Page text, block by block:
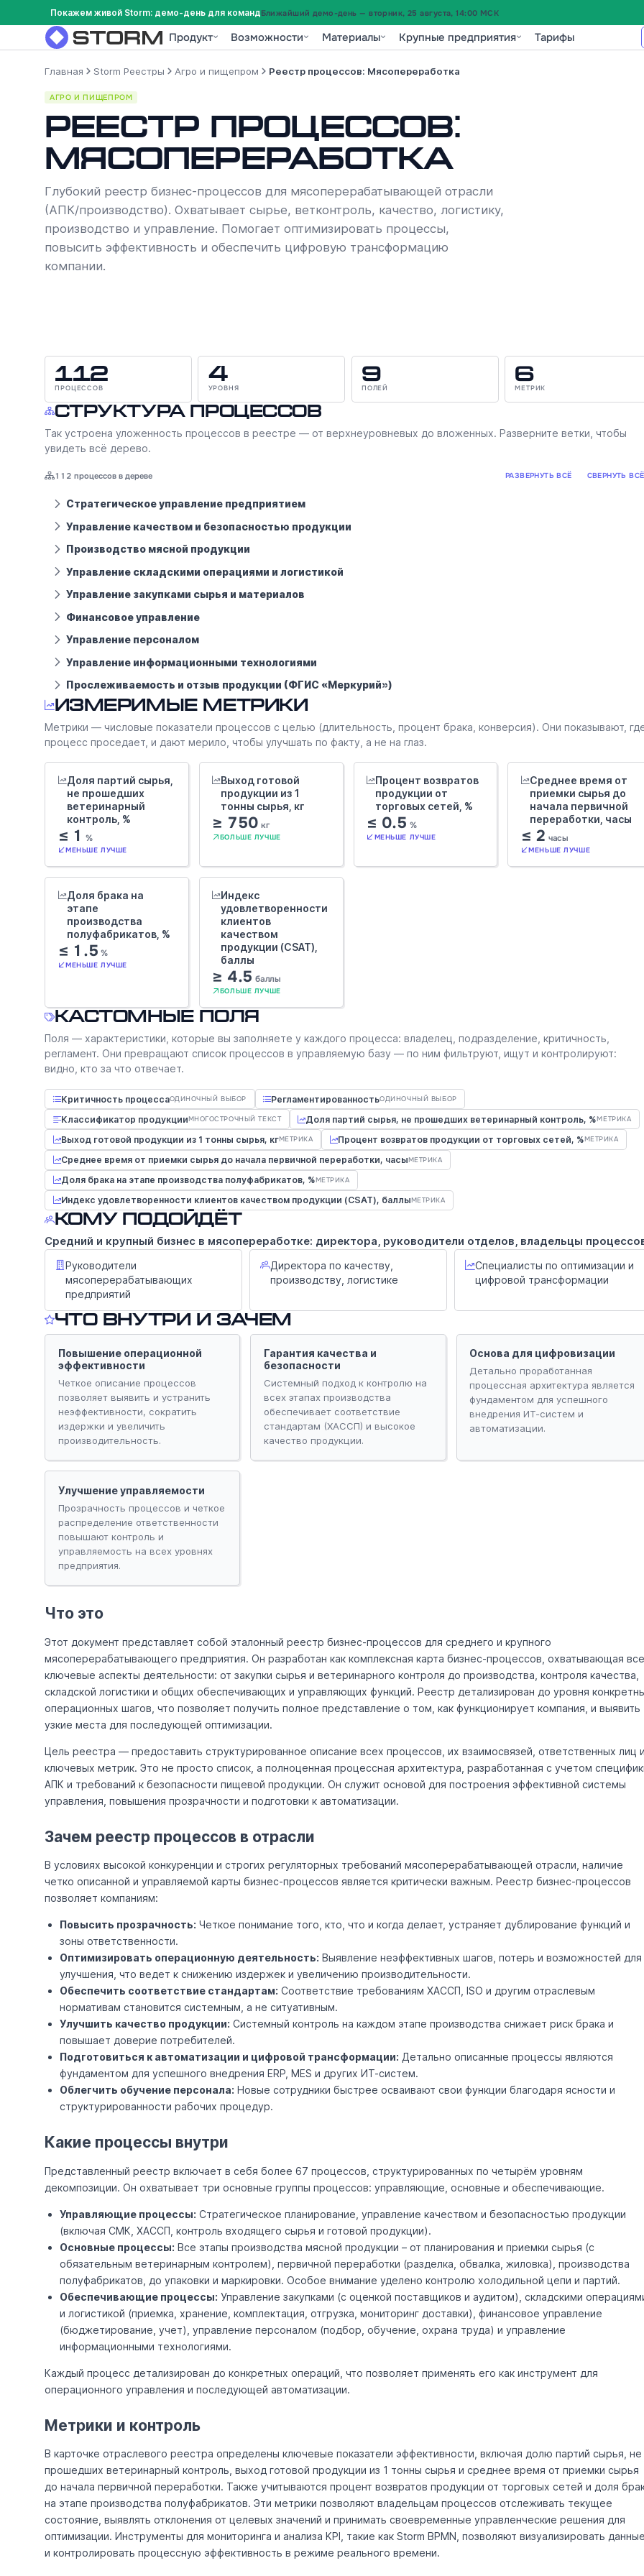
Покажем живой Storm: демо-день для командБлижайший демо-день — вторник, 25 августа, 14:00 МСК
Продукт Возможности Материалы Крупные предприятия Тарифы
Главная Storm Реестры Агро и пищепром Реестр процессов: Мясопереработка
АГРО И ПИЩЕПРОМ
Реестр процессов:
Мясопереработка
Глубокий реестр бизнес-процессов для мясоперерабатывающей отрасли
(АПК/производство). Охватывает сырье, ветконтроль, качество, логистику,
производство и управление. Помогает оптимизировать процессы,
повысить эффективность и обеспечить цифровую трансформацию
компании.
112
ПРОЦЕССОВ
4
УРОВНЯ
9
ПОЛЕЙ
6
МЕТРИК
Структура процессов
Так устроена уложенность процессов в реестре — от верхнеуровневых до вложенных. Разверните ветки, чтобы
увидеть всё дерево.
112 процессов в дереве РАЗВЕРНУТЬ ВСЁ СВЕРНУТЬ ВСЁ
Стратегическое управление предприятием
Управление качеством и безопасностью продукции
Производство мясной продукции
Управление складскими операциями и логистикой
Управление закупками сырья и материалов
Финансовое управление
Управление персоналом
Управление информационными технологиями
Прослеживаемость и отзыв продукции (ФГИС «Меркурий»)
Измеримые метрики
Метрики — числовые показатели процессов с целью (длительность, процент брака, конверсия). Они показывают,
процесс проседает, и дают мерило, чтобы улучшать по факту, а не на глаз.
Доля партий сырья,
не прошедших
ветеринарный
контроль, %
≤ 1 %
МЕНЬШЕ ЛУЧШЕ
Выход готовой
продукции из 1
тонны сырья, кг
≥ 750 кг
БОЛЬШЕ ЛУЧШЕ
Процент возвратов
продукции от
торговых сетей, %
≤ 0.5 %
МЕНЬШЕ ЛУЧШЕ
Среднее время от
приемки сырья до
начала первичной
переработки, часы
≤ 2 часы
МЕНЬШЕ ЛУЧШЕ
Доля брака на
этапе
производства
полуфабрикатов, %
≤ 1.5 %
МЕНЬШЕ ЛУЧШЕ
Индекс
удовлетворенности
клиентов
качеством
продукции (CSAT),
баллы
≥ 4.5 баллы
БОЛЬШЕ ЛУЧШЕ
Кастомные поля
Поля — характеристики, которые вы заполняете у каждого процесса: владелец, подразделение, критичность,
регламент. Они превращают список процессов в управляемую базу — по ним фильтруют, ищут и контролируют:
видно, кто за что отвечает.
Критичность процессаОДИНОЧНЫЙ ВЫБОР РегламентированностьОДИНОЧНЫЙ ВЫБОР
Классификатор продукции МНОГОСТРОЧНЫЙ ТЕКСТ Доля партий сырья, не прошедших ветеринарный контроль, %МЕТРИКА
Выход готовой продукции из 1 тонны сырья, кгМЕТРИКА Процент возвратов продукции от торговых сетей, %МЕТРИКА
Среднее время от приемки сырья до начала первичной переработки, часыМЕТРИКА
Доля брака на этапе производства полуфабрикатов, %МЕТРИКА
Индекс удовлетворенности клиентов качеством продукции (CSAT), баллыМЕТРИКА
Кому подойдёт
Средний и крупный бизнес в мясопереработке: директора, руководители отделов, владельцы
Руководители
мясоперерабатывающих
предприятий
Директора по качеству,
производству, логистике
Специалисты по оптимизации и
цифровой трансформации
Что внутри и зачем
Повышение операционной
эффективности
Четкое описание процессов
позволяет выявить и устранить
неэффективности, сократить
издержки и увеличить
производительность.
Гарантия качества и
безопасности
Системный подход к контролю на
всех этапах производства
обеспечивает соответствие
стандартам (ХАССП) и высокое
качество продукции.
Основа для цифровизации
Детально проработанная
процессная архитектура является
фундаментом для успешного
внедрения ИТ-систем и
автоматизации.
Улучшение управляемости
Прозрачность процессов и четкое
распределение ответственности
повышают контроль и
управляемость на всех уровнях
предприятия.
Что это
Этот документ представляет собой эталонный реестр бизнес-процессов для среднего и крупного
мясоперерабатывающего предприятия. Он разработан как комплексная карта бизнес-процессов, охватывающая все
ключевые аспекты деятельности: от закупки сырья и ветеринарного контроля до производства, контроля качества,
складской логистики и общих обеспечивающих и управляющих функций. Реестр детализирован до уровня
операционных шагов, что позволяет получить полное представление о том, как функционирует компания, и выявить
узкие места для последующей оптимизации.
Цель реестра — предоставить структурированное описание всех процессов, их взаимосвязей, ответственных лиц
ключевых метрик. Это не просто список, а полноценная процессная архитектура, разработанная с учетом
АПК и требований к безопасности пищевой продукции. Он служит основой для построения эффективной системы
управления, повышения прозрачности и подготовки к автоматизации.
Зачем реестр процессов в отрасли
В условиях высокой конкуренции и строгих регуляторных требований мясоперерабатывающей отрасли, наличие
четко описанной и управляемой карты бизнес-процессов является критически важным. Реестр бизнес-процессов
позволяет компаниям:
Повысить прозрачность: Четкое понимание того, кто, что и когда делает, устраняет дублирование функций и
зоны ответственности.
Оптимизировать операционную деятельность: Выявление неэффективных шагов, потерь и возможностей для
улучшения, что ведет к снижению издержек и увеличению производительности.
Обеспечить соответствие стандартам: Соответствие требованиям ХАССП, ISO и другим отраслевым
нормативам становится системным, а не ситуативным.
Улучшить качество продукции: Системный контроль на каждом этапе производства снижает риск брака и
повышает доверие потребителей.
Подготовиться к автоматизации и цифровой трансформации: Детально описанные процессы являются
фундаментом для успешного внедрения ERP, MES и других ИТ-систем.
Облегчить обучение персонала: Новые сотрудники быстрее осваивают свои функции благодаря ясности и
структурированности рабочих процедур.
Какие процессы внутри
Представленный реестр включает в себя более 67 процессов, структурированных по четырём уровням
декомпозиции. Он охватывает три основные группы процессов: управляющие, основные и обеспечивающие.
Управляющие процессы: Стратегическое планирование, управление качеством и безопасностью продукции
(включая СМК, ХАССП, контроль входящего сырья и готовой продукции).
Основные процессы: Все этапы производства мясной продукции – от планирования и приемки сырья (с
обязательным ветеринарным контролем), первичной переработки (разделка, обвалка, жиловка), производства
полуфабрикатов, до упаковки и маркировки. Особое внимание уделено контролю холодильной цепи и партий.
Обеспечивающие процессы: Управление закупками (с оценкой поставщиков и аудитом), складскими
и логистикой (приемка, хранение, комплектация, отгрузка, мониторинг доставки), финансовое управление
(бюджетирование, учет), управление персоналом (подбор, обучение, охрана труда) и управление
информационными технологиями.
Каждый процесс детализирован до конкретных операций, что позволяет применять его как инструмент для
операционного управления и последующей автоматизации.
Метрики и контроль
В карточке отраслевого реестра определены ключевые показатели эффективности, включая долю партий сырья, не
прошедших ветеринарный контроль, выход готовой продукции из 1 тонны сырья и среднее время от приемки сырья
до начала первичной переработки. Также учитываются процент возвратов продукции от торговых сетей и доля
на этапе производства полуфабрикатов. Эти метрики позволяют владельцам процессов отслеживать текущее
состояние, выявлять отклонения от целевых значений и принимать своевременные управленческие решения для
оптимизации. Инструменты для мониторинга и анализа KPI, такие как Storm BPMN, позволяют визуализировать
и контролировать процессную эффективность в режиме реального времени.